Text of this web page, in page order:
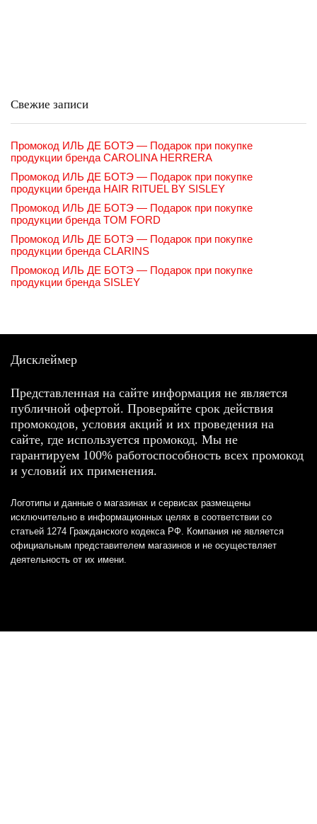
Свежие записи
Промокод ИЛЬ ДЕ БОТЭ — Подарок при покупке
продукции бренда CAROLINA HERRERA
Промокод ИЛЬ ДЕ БОТЭ — Подарок при покупке
продукции бренда HAIR RITUEL BY SISLEY
Промокод ИЛЬ ДЕ БОТЭ — Подарок при покупке
продукции бренда TOM FORD
Промокод ИЛЬ ДЕ БОТЭ — Подарок при покупке
продукции бренда CLARINS
Промокод ИЛЬ ДЕ БОТЭ — Подарок при покупке
продукции бренда SISLEY
Дисклеймер
Представленная на сайте информация не является
публичной офертой. Проверяйте срок действия
промокодов, условия акций и их проведения на
сайте, где используется промокод. Мы не
гарантируем 100% работоспособность всех промокод
и условий их применения.
Логотипы и данные о магазинах и сервисах размещены
исключительно в информационных целях в соответствии со
статьей 1274 Гражданского кодекса РФ. Компания не является
официальным представителем магазинов и не осуществляет
деятельность от их имени.